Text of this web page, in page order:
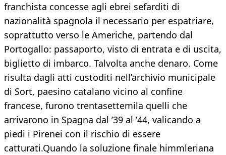
franchista concesse agli ebrei sefarditi di
nazionalità spagnola il necessario per espatriare,
soprattutto verso le Americhe, partendo dal
Portogallo: passaporto, visto di entrata e di uscita,
biglietto di imbarco. Talvolta anche denaro. Come
risulta dagli atti custoditi nell’archivio municipale
di Sort, paesino catalano vicino al confine
francese, furono trentasettemila quelli che
arrivarono in Spagna dal ’39 al ’44, valicando a
piedi i Pirenei con il rischio di essere
catturati.Quando la soluzione finale himmleriana